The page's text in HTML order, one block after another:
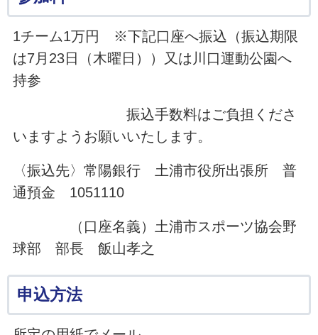
1チーム1万円 ※下記口座へ振込（振込期限
は7月23日（木曜日））又は川口運動公園へ
持参
振込手数料はご負担くださ
いますようお願いいたします。
〈振込先〉常陽銀行 土浦市役所出張所 普
通預金 1051110
（口座名義）土浦市スポーツ協会野
球部 部長 飯山孝之
申込方法